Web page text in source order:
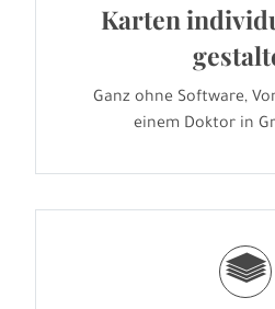
Karten
Ganz ohne Software,
einem Doktor in
g